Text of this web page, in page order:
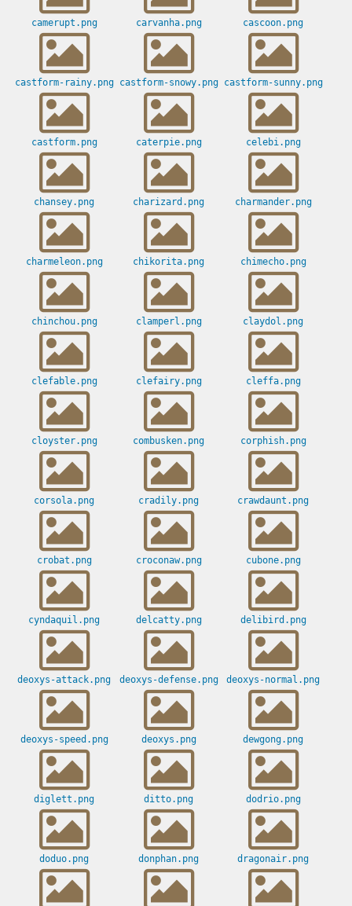
camerupt.png carvanha.png cascoon.png
castform-rainy.png castform-snowy.png castform-sunny.png
castform.png caterpie.png celebi.png
chansey.png charizard.png charmander.png
charmeleon.png chikorita.png chimecho.png
chinchou.png clamperl.png claydol.png
clefable.png clefairy.png cleffa.png
cloyster.png combusken.png corphish.png
corsola.png cradily.png crawdaunt.png
crobat.png croconaw.png cubone.png
cyndaquil.png delcatty.png delibird.png
deoxys-attack.png deoxys-defense.png deoxys-normal.png
deoxys-speed.png deoxys.png dewgong.png
diglett.png ditto.png dodrio.png
doduo.png donphan.png dragonair.png